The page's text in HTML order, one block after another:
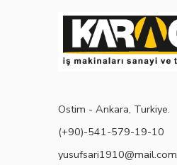
Ostim - Ankara, Turkiye.
(+90)-541-579-19-10
yusufsari1910@mail.com